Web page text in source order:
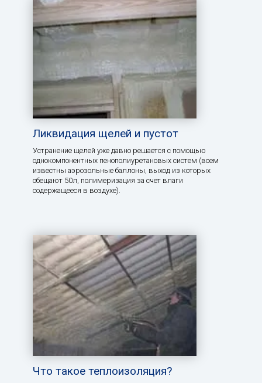
Ликвидация щелей и пустот
Устранение щелей уже давно решается с помощью
однокомпонентных пенополиуретановых систем (всем
известны аэрозольные баллоны, выход из которых
обещают 50л, полимеризация за счет влаги
содержащееся в воздухе).
Что такое теплоизоляция?